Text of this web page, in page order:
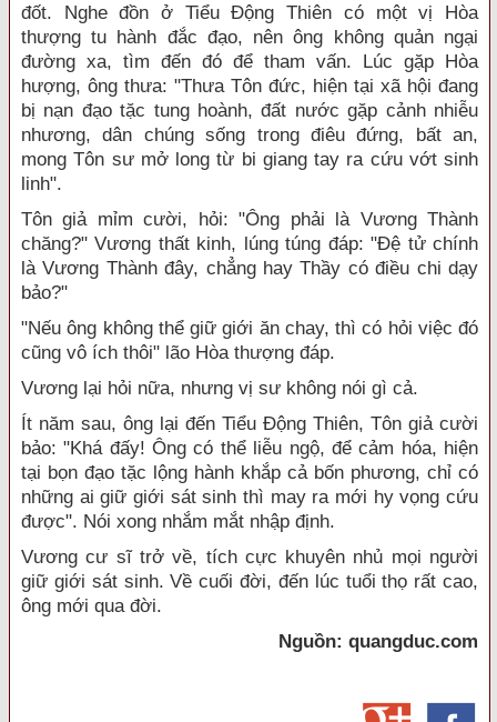
đốt. Nghe đồn ở Tiểu Động Thiên có một vị Hòa
thượng tu hành đắc đạo, nên ông không quản ngại
đường xa, tìm đến đó để tham vấn. Lúc gặp Hòa
hượng, ông thưa: "Thưa Tôn đức, hiện tại xã hội đang
bị nạn đạo tặc tung hoành, đất nước gặp cảnh nhiễu
nhương, dân chúng sống trong điêu đứng, bất an,
mong Tôn sư mở long từ bi giang tay ra cứu vớt sinh
linh".
Tôn giả mỉm cười, hỏi: "Ông phải là Vương Thành
chăng?" Vương thất kinh, lúng túng đáp: "Đệ tử chính
là Vương Thành đây, chẳng hay Thầy có điều chi dạy
bảo?"
"Nếu ông không thể giữ giới ăn chay, thì có hỏi việc đó
cũng vô ích thôi" lão Hòa thượng đáp.
Vương lại hỏi nữa, nhưng vị sư không nói gì cả.
Ít năm sau, ông lại đến Tiểu Động Thiên, Tôn giả cười
bảo: "Khá đấy! Ông có thể liễu ngộ, để cảm hóa, hiện
tại bọn đạo tặc lộng hành khắp cả bốn phương, chỉ có
những ai giữ giới sát sinh thì may ra mới hy vọng cứu
được". Nói xong nhắm mắt nhập định.
Vương cư sĩ trở về, tích cực khuyên nhủ mọi người
giữ giới sát sinh. Về cuối đời, đến lúc tuổi thọ rất cao,
ông mới qua đời.
Nguồn: quangduc.com